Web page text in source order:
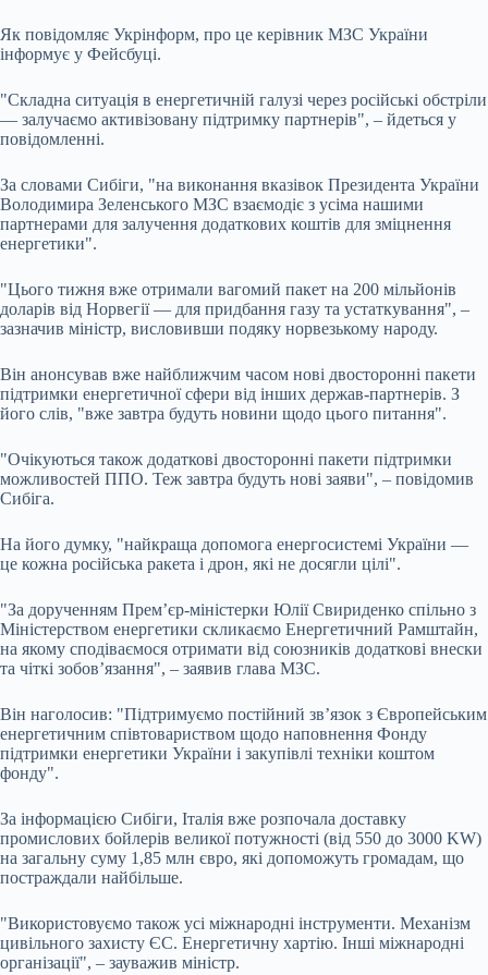
Як повідомляє Укрінформ, про це керівник МЗС України
інформує у Фейсбуці.
"Складна ситуація в енергетичній галузі через російські обстріли
— залучаємо активізовану підтримку партнерів", – йдеться у
повідомленні.
За словами Сибіги, "на виконання вказівок Президента України
Володимира Зеленського МЗС взаємодіє з усіма нашими
партнерами для залучення додаткових коштів для зміцнення
енергетики".
"Цього тижня вже отримали вагомий пакет на 200 мільйонів
доларів від Норвегії — для придбання газу та устаткування", –
зазначив міністр, висловивши подяку норвезькому народу.
Він анонсував вже найближчим часом нові двосторонні пакети
підтримки енергетичної сфери від інших держав-партнерів. З
його слів, "вже завтра будуть новини щодо цього питання".
"Очікуються також додаткові двосторонні пакети підтримки
можливостей ППО. Теж завтра будуть нові заяви", – повідомив
Сибіга.
На його думку, "найкраща допомога енергосистемі України —
це кожна російська ракета і дрон, які не досягли цілі".
"За дорученням Прем’єр-міністерки Юлії Свириденко спільно з
Міністерством енергетики скликаємо Енергетичний Рамштайн,
на якому сподіваємося отримати від союзників додаткові внески
та чіткі зобов’язання", – заявив глава МЗС.
Він наголосив: "Підтримуємо постійний зв’язок з Європейським
енергетичним співтовариством щодо наповнення Фонду
підтримки енергетики України і закупівлі техніки коштом
фонду".
За інформацією Сибіги, Італія вже розпочала доставку
промислових бойлерів великої потужності (від 550 до 3000 KW)
на загальну суму 1,85 млн євро, які допоможуть громадам, що
постраждали найбільше.
"Використовуємо також усі міжнародні інструменти. Механізм
цивільного захисту ЄС. Енергетичну хартію. Інші міжнародні
організації", – зауважив міністр.